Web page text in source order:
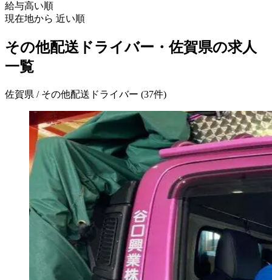
給与高い順
現在地から 近い順
その他配送ドライバー・佐賀県の求人
一覧
佐賀県 / その他配送ドライバー (37件)